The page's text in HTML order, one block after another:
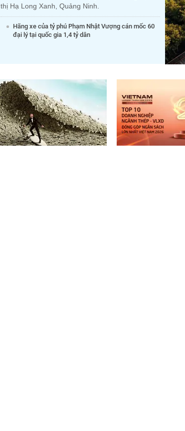
thị Hạ Long Xanh, Quảng Ninh.
Hãng xe của tỷ phú Phạm Nhật Vượng cán mốc 60
đại lý tại quốc gia 1,4 tỷ dân